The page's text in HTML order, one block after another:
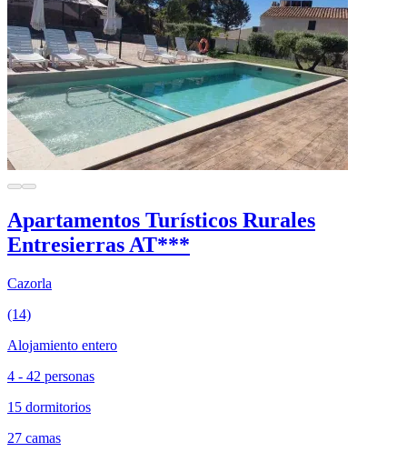
Apartamentos Turísticos Rurales
Entresierras AT***
Cazorla
(14)
Alojamiento entero
4 - 42 personas
15 dormitorios
27 camas